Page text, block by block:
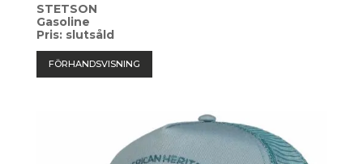
STETSON
Gasoline
Pris: slutsåld
FÖRHANDSVISNING